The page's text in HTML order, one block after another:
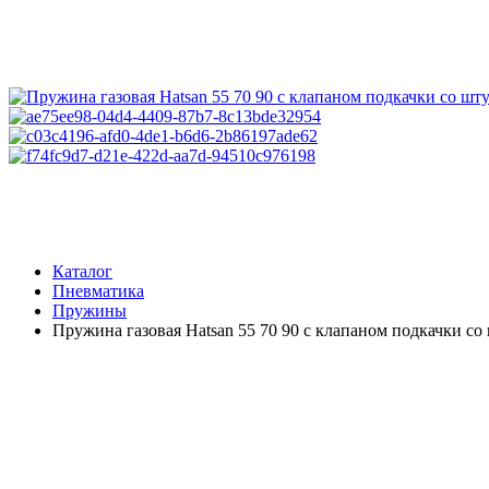
Каталог
Пневматика
Пружины
Пружина газовая Hatsan 55 70 90 с клапаном подкачки